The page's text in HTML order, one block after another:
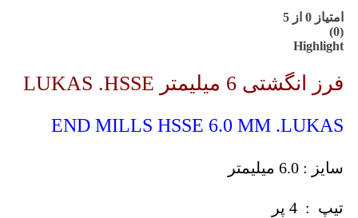
امتیاز 0 از 5
(0)
Highlight
فرز انگشتی 6 میلیمتر LUKAS .HSSE
END MILLS HSSE 6.0 MM .LUKAS
سایز : 6.0 میلیمتر
تیپ : 4 پر